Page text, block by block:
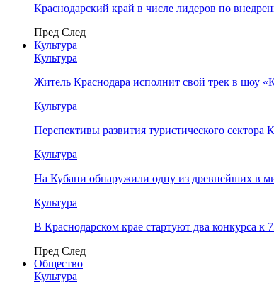
Краснодарский край в числе лидеров по
Пред След
Культура
Культура
Житель Краснодара исполнит свой трек в шоу
Культура
Перспективы развития туристического сектора
Культура
На Кубани обнаружили одну из древнейших в
Культура
В Краснодарском крае стартуют два конкурса
Пред След
Общество
Культура